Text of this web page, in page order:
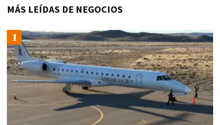
MÁS LEÍDAS DE NEGOCIOS